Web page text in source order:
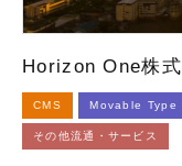
Horizon One株
CMS Movable Type
その他流通・サービス